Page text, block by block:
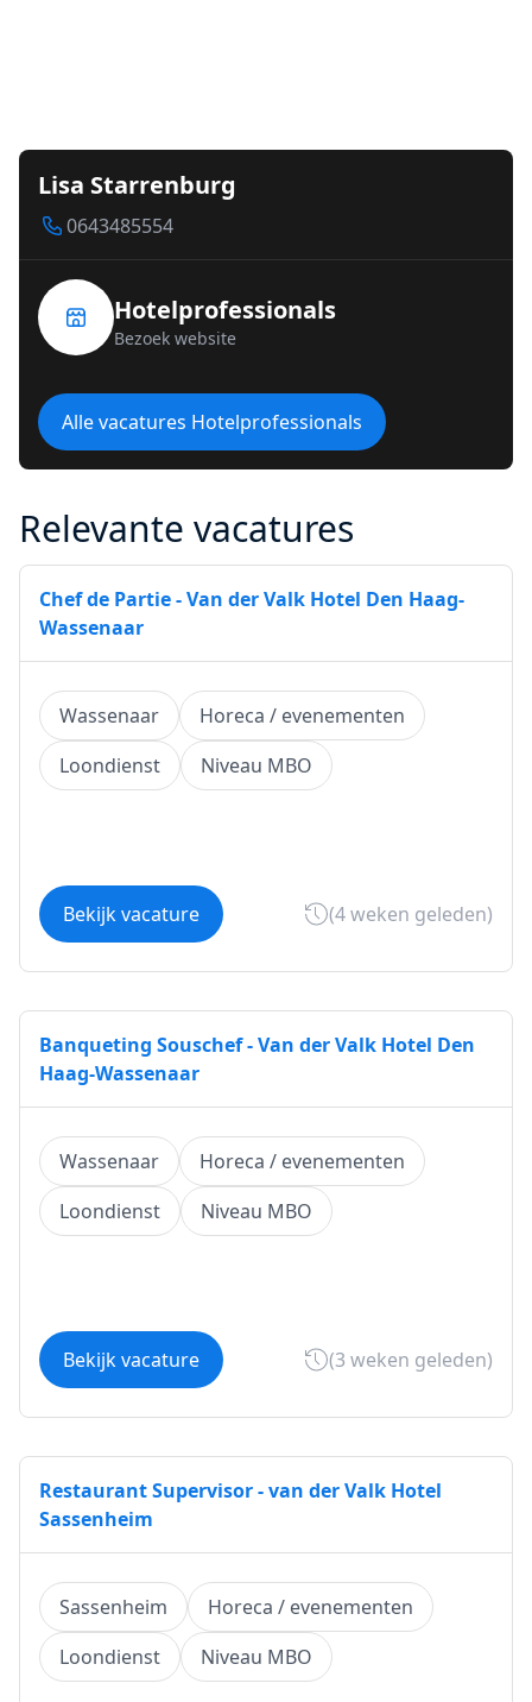
Lisa Starrenburg
0643485554
Hotelprofessionals
Bezoek website
Alle vacatures Hotelprofessionals
Relevante vacatures
Chef de Partie - Van der Valk Hotel Den Haag-
Wassenaar
Wassenaar
Horeca / evenementen
Loondienst
Niveau MBO
Bekijk vacature (4 weken geleden)
Banqueting Souschef - Van der Valk Hotel Den
Haag-Wassenaar
Wassenaar
Horeca / evenementen
Loondienst
Niveau MBO
Bekijk vacature (3 weken geleden)
Restaurant Supervisor - van der Valk Hotel
Sassenheim
Sassenheim
Horeca / evenementen
Loondienst
Niveau MBO